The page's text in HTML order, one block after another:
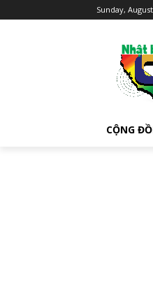
Sunday,
CỘNG